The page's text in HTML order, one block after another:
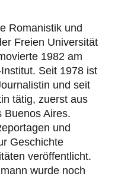
Romanistik und
Freien Universität
1982 am
Seit 1978 ist
und seit
tätig, zuerst aus
Buenos Aires.
und
Geschichte
veröffentlicht.
wurde noch